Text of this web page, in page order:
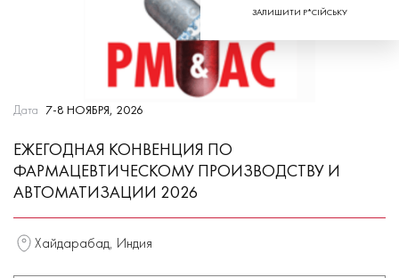
ЗАЛИШИТИ Р*СІЙСЬКУ
Дата 7-8 НОЯБРЯ, 2026
ЕЖЕГОДНАЯ КОНВЕНЦИЯ ПО
ФАРМАЦЕВТИЧЕСКОМУ ПРОИЗВОДСТВУ И
АВТОМАТИЗАЦИИ 2026
Хайдарабад, Индия